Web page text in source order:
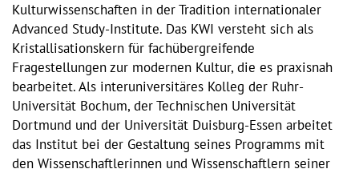
Kulturwissenschaften in der Tradition internationaler
Advanced Study-Institute. Das KWI versteht sich als
Kristallisationskern für fachübergreifende
Fragestellungen zur modernen Kultur, die es praxisnah
bearbeitet. Als interuniversitäres Kolleg der Ruhr-
Universität Bochum, der Technischen Universität
Dortmund und der Universität Duisburg-Essen arbeitet
das Institut bei der Gestaltung seines Programms mit
den Wissenschaftlerinnen und Wissenschaftlern seiner